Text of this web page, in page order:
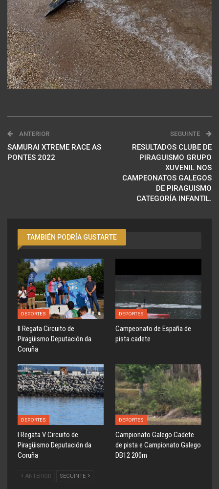
ANTERIOR
SAMURAI XTREME RACE AS
PONTES 2022
SEGUINTE
RESULTADOS CLUBE DE
PIRAGUISMO GRUPO
XUVENIL NOS
CAMPEONATOS GALEGOS
DE PIRAGUISMO
CATEGORÍA INFANTIL.
TAMBIÉN PODRÍA GUSTARTE
DEPORTES
ll Regata Circuito de
Piragüismo Deputación da
Coruña
DEPORTES
Campeonato de España de
pista cadete
DEPORTES
l Regata V Circuito de
Piragüismo Deputación da
Coruña
DEPORTES
Campionato Galego Cadete
de pista e Campionato Galego
DB12 200m
ANTERIOR SEGUINTE